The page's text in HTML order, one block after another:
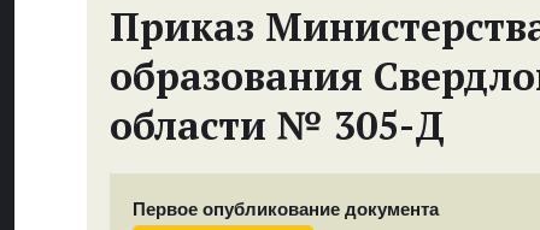
Приказ
образования
области № 305-Д
Первое опубликование документа